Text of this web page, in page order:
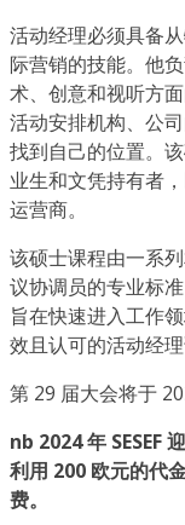
活动经理必须具备
际营销的技能。他
术、创意和视听方
活动安排机构、公
找到自己的位置。
业生和文凭持有者
运营商。
该硕士课程由一系
议协调员的专业标
旨在快速进入工作
效且认可的活动经理
第 29 届大会将于
nb 2024 年 SESEF
利用 200 欧元的代
费。